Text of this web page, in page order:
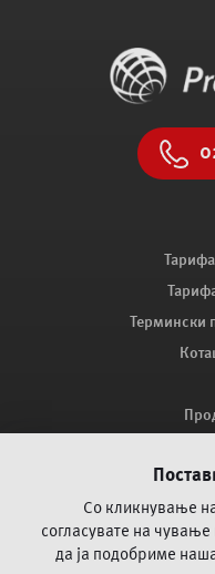
Термински
Како ве
Поплака за
Со кликнување
согласувате на
да ја подобриме